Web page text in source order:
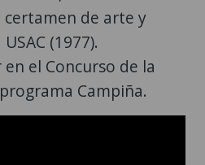
certamen de arte y
(1977).
el Concurso de la
Campiña.